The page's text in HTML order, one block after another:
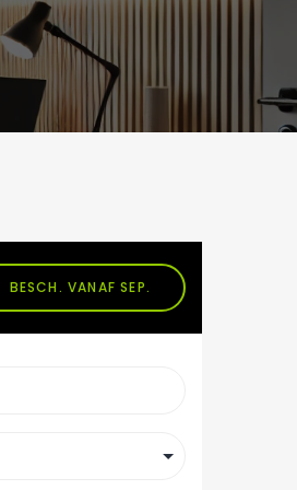
BESCH. VANAF SEP.